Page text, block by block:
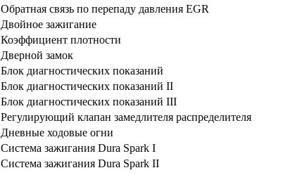
Обратная связь по перепаду давления EGR
Двойное зажигание
Коэффициент плотности
Дверной замок
Блок диагностических показаний
Блок диагностических показаний II
Блок диагностических показаний III
Регулирующий клапан замедлителя распределителя
Дневные ходовые огни
Система зажигания Dura Spark I
Система зажигания Dura Spark II